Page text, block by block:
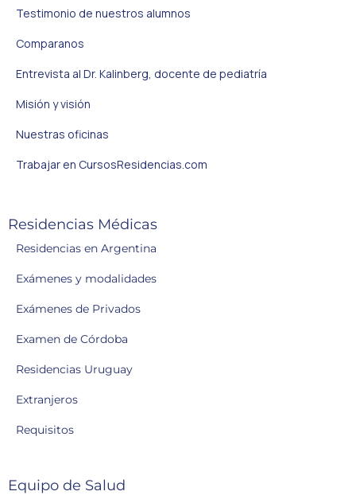
Testimonio de nuestros alumnos
Comparanos
Entrevista al Dr. Kalinberg, docente de pediatría
Misión y visión
Nuestras oficinas
Trabajar en CursosResidencias.com
Residencias Médicas
Residencias en Argentina
Exámenes y modalidades
Exámenes de Privados
Examen de Córdoba
Residencias Uruguay
Extranjeros
Requisitos
Equipo de Salud